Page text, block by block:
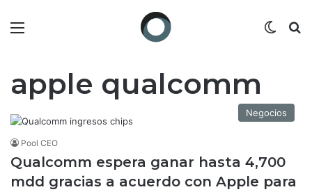
apple qualcomm
Negocios
Pool CEO
Qualcomm espera ganar hasta 4,700
mdd gracias a acuerdo con Apple para